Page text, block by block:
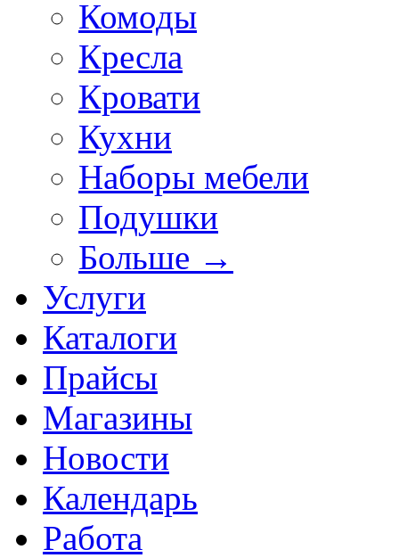
Комоды
Кресла
Кровати
Кухни
Наборы мебели
Подушки
Больше →
Услуги
Каталоги
Прайсы
Магазины
Новости
Календарь
Работа